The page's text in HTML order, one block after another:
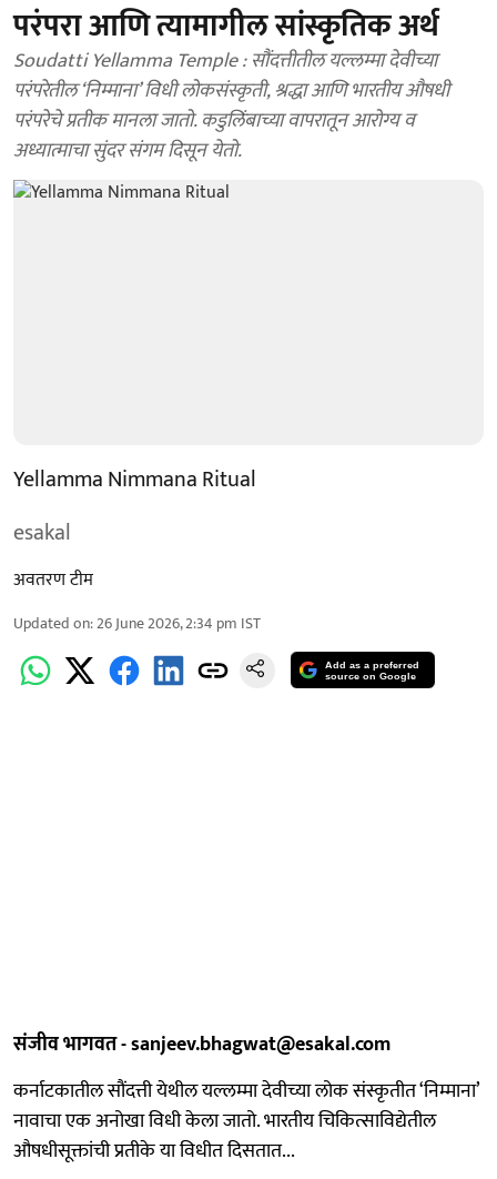
परंपरा आणि त्यामागील सांस्कृतिक अर्थ
Soudatti Yellamma Temple : सौंदत्तीतील यल्लम्मा देवीच्या
परंपरेतील ‘निम्माना’ विधी लोकसंस्कृती, श्रद्धा आणि भारतीय औषधी
परंपरेचे प्रतीक मानला जातो. कडुलिंबाच्या वापरातून आरोग्य व
अध्यात्माचा सुंदर संगम दिसून येतो.
Yellamma Nimmana Ritual
esakal
अवतरण टीम
Updated on:26 June 2026, 2:34 pm IST
Add as a preferred
source on Google
संजीव भागवत - sanjeev.bhagwat@esakal.com
कर्नाटकातील सौंदत्ती येथील यल्लम्मा देवीच्या लोक संस्कृतीत ‘निम्माना’
नावाचा एक अनोखा विधी केला जातो. भारतीय चिकित्साविद्येतील
औषधीसूक्तांची प्रतीके या विधीत दिसतात...